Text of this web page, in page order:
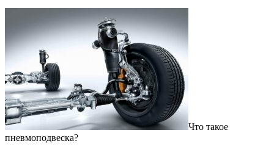
Что такое
пневмоподвеска?